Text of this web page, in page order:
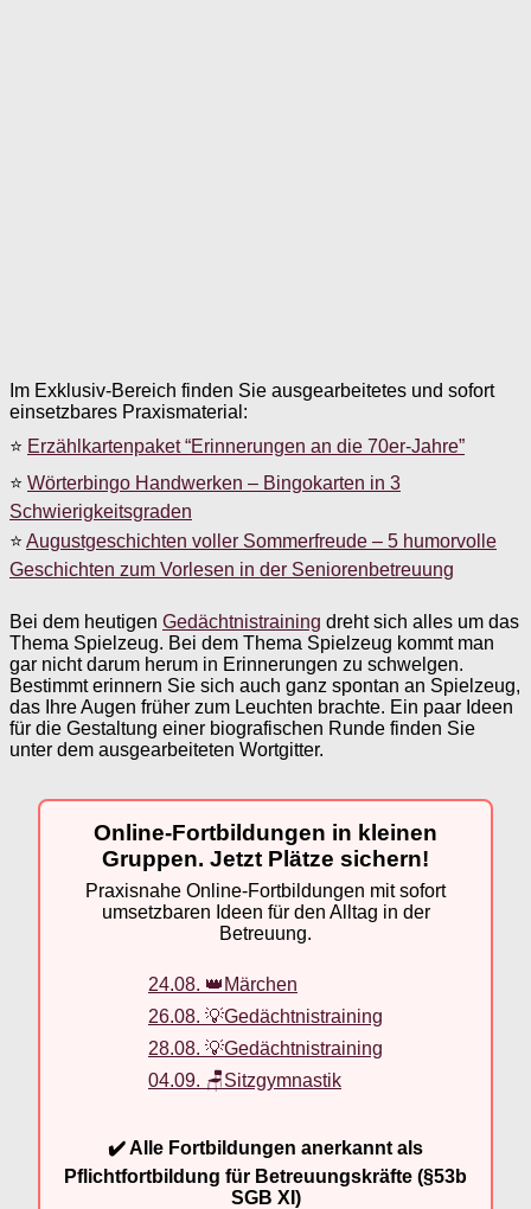
Im Exklusiv-Bereich finden Sie ausgearbeitetes und sofort
einsetzbares Praxismaterial:
⭐ Erzählkartenpaket “Erinnerungen an die 70er-Jahre”
⭐ Wörterbingo Handwerken – Bingokarten in 3
Schwierigkeitsgraden
⭐ Augustgeschichten voller Sommerfreude – 5 humorvolle
Geschichten zum Vorlesen in der Seniorenbetreuung
Bei dem heutigen Gedächtnistraining dreht sich alles um das
Thema Spielzeug. Bei dem Thema Spielzeug kommt man
gar nicht darum herum in Erinnerungen zu schwelgen.
Bestimmt erinnern Sie sich auch ganz spontan an Spielzeug,
das Ihre Augen früher zum Leuchten brachte. Ein paar Ideen
für die Gestaltung einer biografischen Runde finden Sie
unter dem ausgearbeiteten Wortgitter.
Online-Fortbildungen in kleinen
Gruppen. Jetzt Plätze sichern!
Praxisnahe Online-Fortbildungen mit sofort
umsetzbaren Ideen für den Alltag in der
Betreuung.
24.08. 👑Märchen
26.08. 💡Gedächtnistraining
28.08. 💡Gedächtnistraining
04.09. 🪑Sitzgymnastik
✔️ Alle Fortbildungen anerkannt als
Pflichtfortbildung für Betreuungskräfte (§53b
SGB XI)